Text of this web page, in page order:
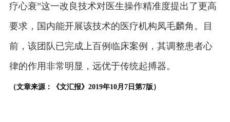
疗心衰”这一改良技术对医生操作精准度提出了更高
要求，国内能开展该技术的医疗机构凤毛麟角。目
前，该团队已完成上百例临床案例，其调整患者心
律的作用非常明显，远优于传统起搏器。
（文章来源：《文汇报》2019年10月7日第7版）